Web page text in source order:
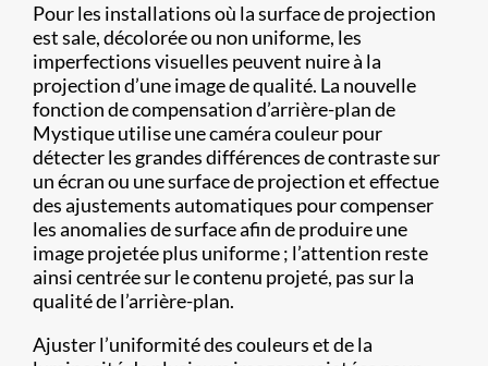
Pour les installations où la surface de projection
est sale, décolorée ou non uniforme, les
imperfections visuelles peuvent nuire à la
projection d’une image de qualité. La nouvelle
fonction de compensation d’arrière-plan de
Mystique utilise une caméra couleur pour
détecter les grandes différences de contraste sur
un écran ou une surface de projection et effectue
des ajustements automatiques pour compenser
les anomalies de surface afin de produire une
image projetée plus uniforme ; l’attention reste
ainsi centrée sur le contenu projeté, pas sur la
qualité de l’arrière-plan.
Ajuster l’uniformité des couleurs et de la